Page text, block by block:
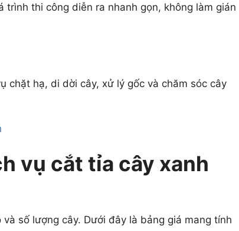
thi công diễn ra nhanh gọn, không làm gián
chặt hạ, di dời cây, xử lý gốc và chăm sóc cây
vụ cắt tỉa cây xanh
số lượng cây. Dưới đây là bảng giá mang tính